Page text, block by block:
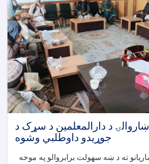
د دارالمعلمین د سړک د
جوړیدو داوطلبي وشوه
ته د ښه سهولت برابروالو په موخه